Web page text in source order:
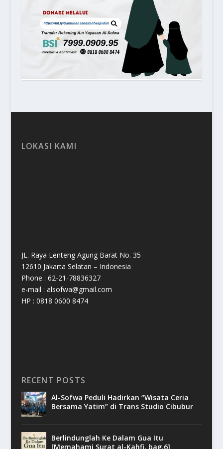
LOKASI KAMI
JL. Raya Lenteng Agung Barat No. 35
12610 Jakarta Selatan – Indonesia
Phone : 62-21-78836327
e-mail : alsofwa@gmail.com
HP : 0818 0600 8474
RECENT POSTS
Al-Sofwa Peduli Hadirkan “Wisata Ceria
Bersama Yatim” di Trans Studio Cibubur
Berlindunglah Ke Dalam Gua Itu
[Memahami Surat al-Kahfi, bag.6]